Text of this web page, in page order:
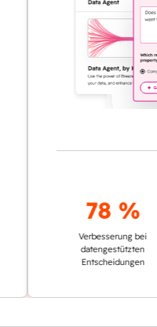
78 %
Verbesserung bei
datengestützten
Entscheidungen